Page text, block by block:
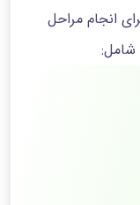
انجام مراحل
شامل: